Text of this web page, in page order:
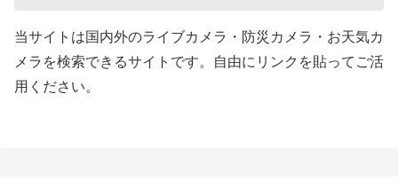
当サイトは国内外のライブカメラ・防災カメラ・お天気カ
メラを検索できるサイトです。自由にリンクを貼ってご活
用ください。